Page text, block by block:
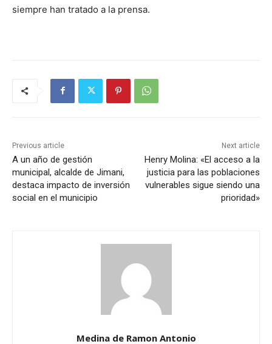
siempre han tratado a la prensa.
Previous article
A un año de gestión
municipal, alcalde de Jimani,
destaca impacto de inversión
social en el municipio
Next article
Henry Molina: «El acceso a la
justicia para las poblaciones
vulnerables sigue siendo una
prioridad»
Medina de Ramon Antonio